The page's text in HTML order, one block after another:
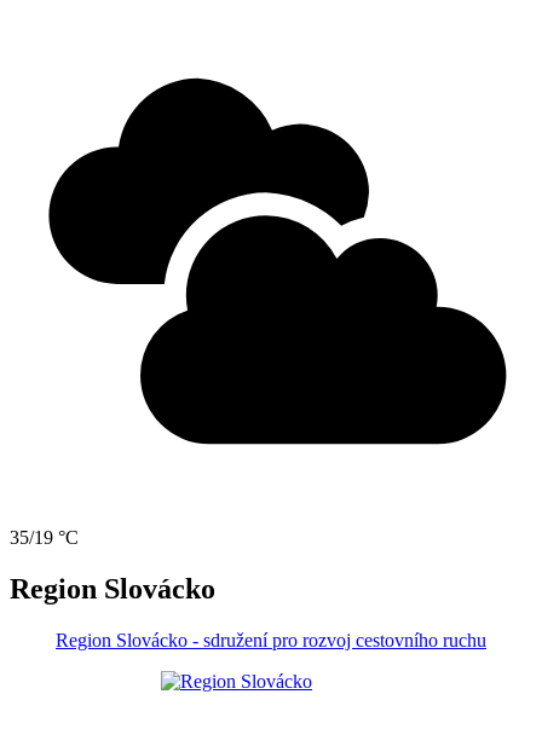
35/19 °C
Region Slovácko
Region Slovácko - sdružení pro rozvoj cestovního ruchu